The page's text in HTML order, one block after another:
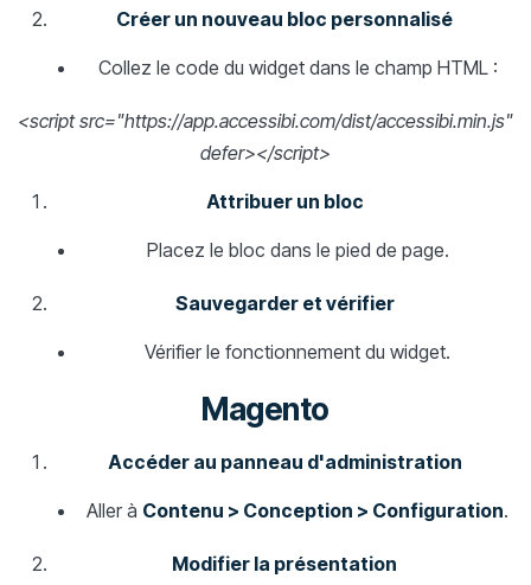
Créer un nouveau bloc personnalisé
Collez le code du widget dans le champ HTML :
<script src="https://app.accessibi.com/dist/accessibi.min.js"
defer></script>
Attribuer un bloc
Placez le bloc dans le pied de page.
Sauvegarder et vérifier
Vérifier le fonctionnement du widget.
Magento
Accéder au panneau d'administration
Aller à Contenu > Conception > Configuration.
Modifier la présentation